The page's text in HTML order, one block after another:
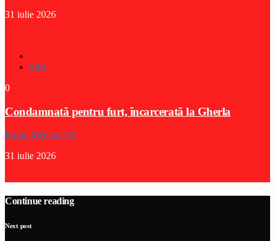
31 iulie 2026
Stiri
0
Condamnată pentru furt, încarcerată la Gherla
Radio Medias 725
31 iulie 2026
Continue reading
Next post